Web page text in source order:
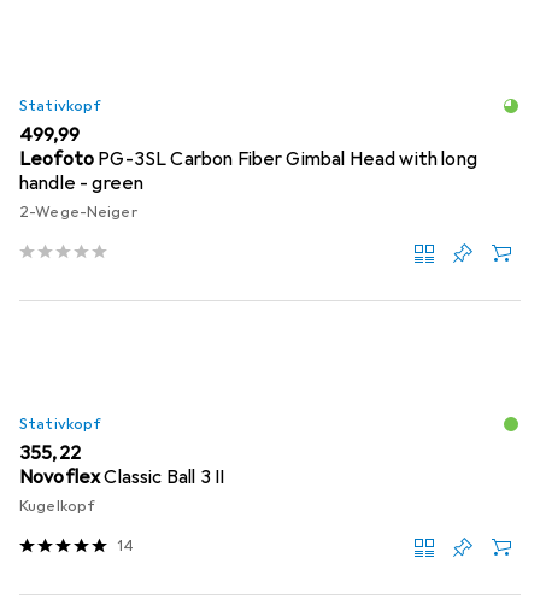
Stativkopf
EUR
499,99
Leofoto PG-3SL Carbon Fiber Gimbal Head with long
handle - green
2-Wege-Neiger
Stativkopf
EUR
355,22
NovoflexClassic Ball 3 II
Kugelkopf
14